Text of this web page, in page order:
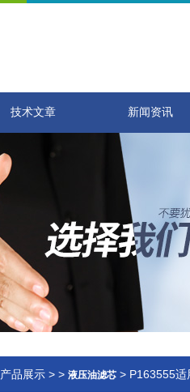
技术文章 新闻资讯
产品展示 > > 液压油滤芯 > P163555适